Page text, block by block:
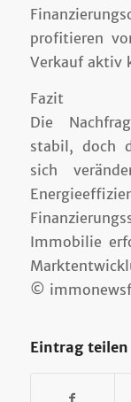
profitieren
Verkauf aktiv
Fazit
Die
stabil, doch
sich
Immobilie
©
Eintrag teilen